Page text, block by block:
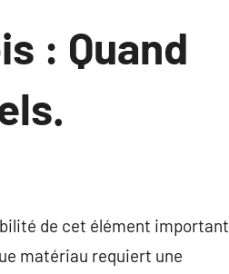
: Quand
de cet élément important
matériau requiert une